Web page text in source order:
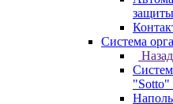
Система
Назад
"Sotto"